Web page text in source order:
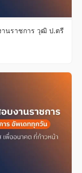
านราชการ วุฒิ ป.ตรี